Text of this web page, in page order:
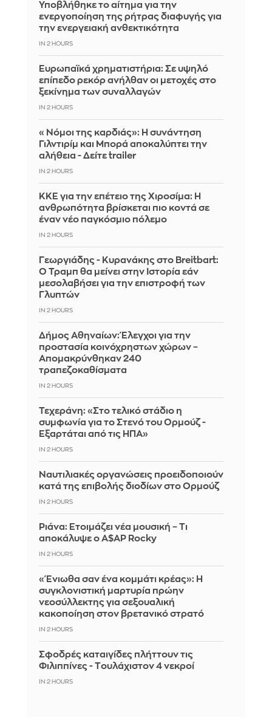
Υποβλήθηκε το αίτημα για την
ενεργοποίηση της ρήτρας διαφυγής για
την ενεργειακή ανθεκτικότητα
IN 2 HOURS
Ευρωπαϊκά χρηματιστήρια: Σε υψηλό
επίπεδο ρεκόρ ανήλθαν οι μετοχές στο
ξεκίνημα των συναλλαγών
IN 2 HOURS
«Νόμοι της καρδιάς»: Η συνάντηση
Γιλντιρίμ και Μπορά αποκαλύπτει την
αλήθεια - Δείτε trailer
IN 2 HOURS
ΚΚΕ για την επέτειο της Χιροσίμα: Η
ανθρωπότητα βρίσκεται πιο κοντά σε
έναν νέο παγκόσμιο πόλεμο
IN 2 HOURS
Γεωργιάδης - Κυρανάκης στο Breitbart:
Ο Τραμπ θα μείνει στην Ιστορία εάν
μεσολαβήσει για την επιστροφή των
Γλυπτών
IN 2 HOURS
Δήμος Αθηναίων: Έλεγχοι για την
προστασία κοινόχρηστων χώρων –
Απομακρύνθηκαν 240
τραπεζοκαθίσματα
IN 2 HOURS
Τεχεράνη: «Στο τελικό στάδιο η
συμφωνία για το Στενό του Ορμούζ -
Εξαρτάται από τις ΗΠΑ»
IN 2 HOURS
Ναυτιλιακές οργανώσεις προειδοποιούν
κατά της επιβολής διοδίων στο Ορμούζ
IN 2 HOURS
Ριάνα: Ετοιμάζει νέα μουσική – Τι
αποκάλυψε ο A$AP Rocky
IN 2 HOURS
«Ένιωθα σαν ένα κομμάτι κρέας»: Η
συγκλονιστική μαρτυρία πρώην
νεοσύλλεκτης για σεξουαλική
κακοποίηση στον βρετανικό στρατό
IN 2 HOURS
Σφοδρές καταιγίδες πλήττουν τις
Φιλιππίνες - Tουλάχιστον 4 νεκροί
IN 2 HOURS